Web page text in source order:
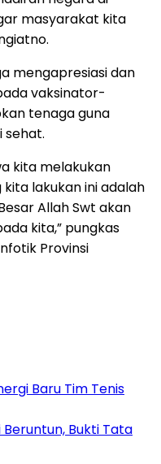
masyarakat kita
mengapresiasi dan
vaksinator-
tenaga guna
sehat.
kita melakukan
kita lakukan ini adalah
Allah Swt akan
kita,” pungkas
Provinsi
Baru Tim Tenis
Beruntun, Bukti Tata